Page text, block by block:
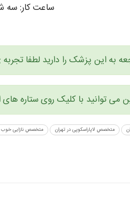
ساعت کار: سه
به این پزشک را دارید لطفا
می توانید با کلیک روی ستاره های
متخصص لاپاراسکوپی در تهران متخصص نازایی خوب